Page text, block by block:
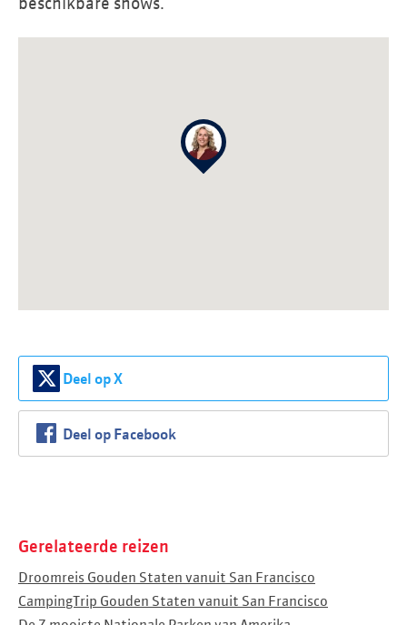
beschikbare shows.
Deel op X
Deel op Facebook
Gerelateerde reizen
Droomreis Gouden Staten vanuit San Francisco
CampingTrip Gouden Staten vanuit San Francisco